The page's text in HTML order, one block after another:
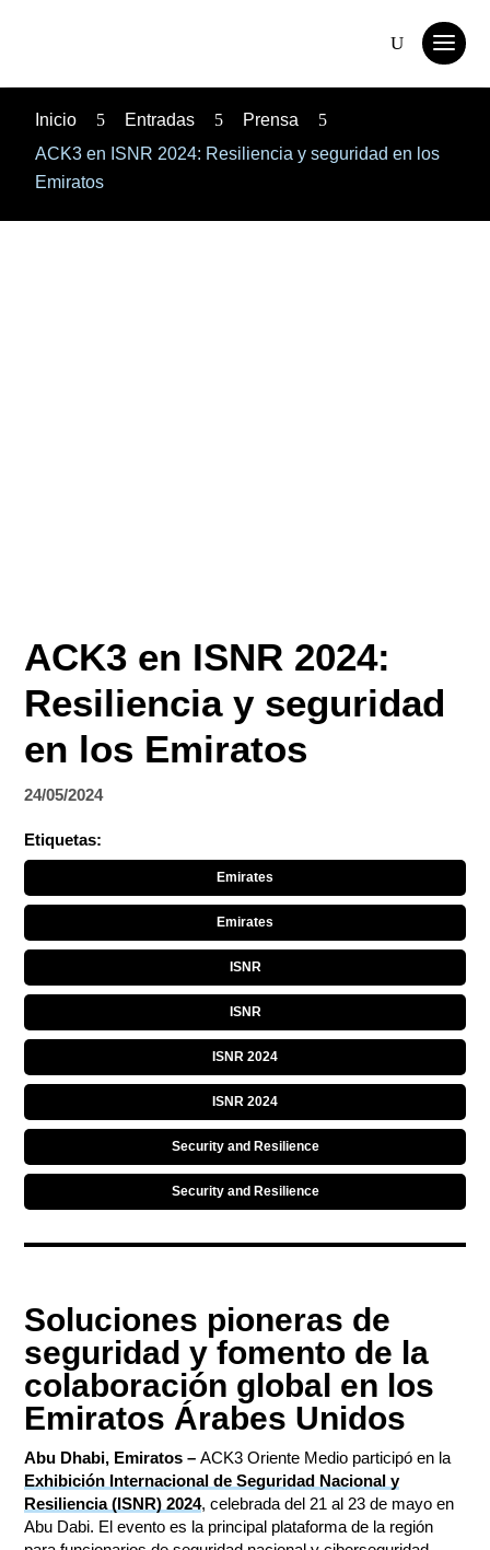
Inicio 5 Entradas 5 Prensa
5
ACK3 en ISNR 2024: Resiliencia y seguridad en los
Emiratos
ACK3 en ISNR 2024:
Resiliencia y seguridad
en los Emiratos
24/05/2024
Etiquetas:
Emirates
Emirates
ISNR
ISNR
ISNR 2024
ISNR 2024
Security and Resilience
Security and Resilience
Soluciones pioneras de
seguridad y fomento de la
colaboración global en los
Emiratos Árabes Unidos
Abu Dhabi, Emiratos –ACK3 Oriente Medio participó en la
Exhibición Internacional de Seguridad Nacional y
Resiliencia (ISNR) 2024, celebrada del 21 al 23 de mayo en
Abu Dabi. El evento es la principal plataforma de la región